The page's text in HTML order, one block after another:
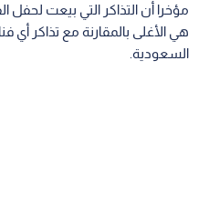
مؤخرا أن التذاكر التي بيعت لحفل
هي الأغلى بالمقارنة مع تذاكر أي
السعودية.